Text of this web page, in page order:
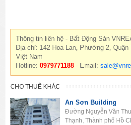
Thông tin liên hệ - Bất Động Sản
Địa chỉ: 142 Hoa Lan, Phường 2, Quận
Việt Nam
Hotline:0979771188 - Email:
CHO THUÊ KHÁC
An Sơn Building
Đường Nguyễn Văn
Thạnh, Thành phố Hồ